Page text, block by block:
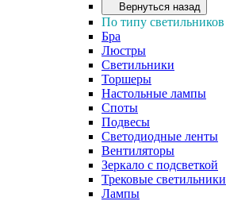
Вернуться назад
По типу светильников
Бра
Люстры
Светильники
Торшеры
Настольные лампы
Споты
Подвесы
Светодиодные ленты
Вентиляторы
Зеркало с подсветкой
Трековые светильники
Лампы